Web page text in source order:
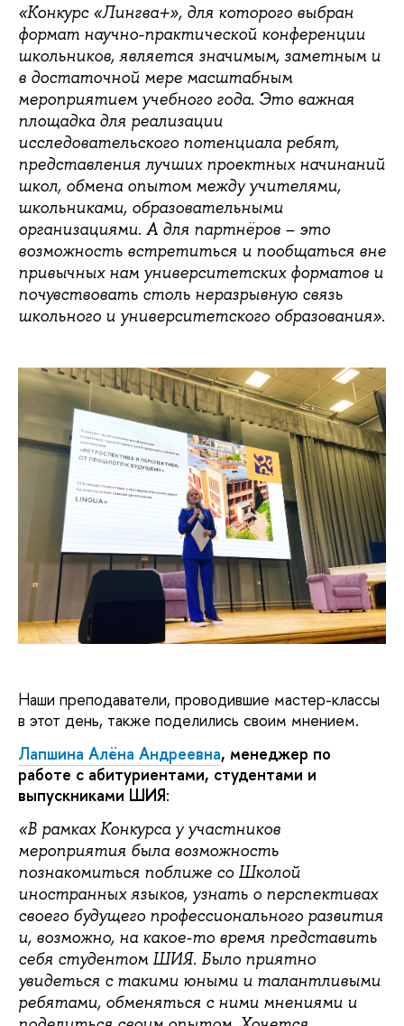
«Конкурс «Лингва+», для которого выбран
формат научно-практической конференции
школьников, является значимым, заметным и
в достаточной мере масштабным
мероприятием учебного года. Это важная
площадка для реализации
исследовательского потенциала ребят,
представления лучших проектных начинаний
школ, обмена опытом между учителями,
школьниками, образовательными
организациями. А для партнёров – это
возможность встретиться и пообщаться вне
привычных нам университетских форматов и
почувствовать столь неразрывную связь
школьного и университетского образования».
Наши преподаватели, проводившие мастер-классы
в этот день, также поделились своим мнением.
Лапшина Алёна Андреевна, менеджер по
работе с абитуриентами, студентами и
выпускниками ШИЯ:
«В рамках Конкурса у участников
мероприятия была возможность
познакомиться поближе со Школой
иностранных языков, узнать о перспективах
своего будущего профессионального развития
и, возможно, на какое-то время представить
себя студентом ШИЯ. Было приятно
увидеться с такими юными и талантливыми
ребятами, обменяться с ними мнениями и